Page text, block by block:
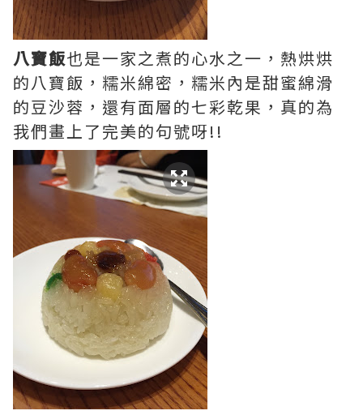
八寶飯也是一家之煮的心水之一，熱烘烘
的八寶飯，糯米綿密，糯米內是甜蜜綿滑
的豆沙蓉，還有面層的七彩乾果，真的為
我們畫上了完美的句號呀!!